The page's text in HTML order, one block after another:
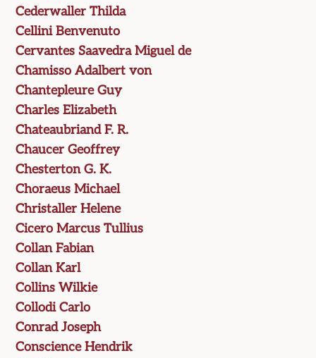
Cederwaller Thilda
Cellini Benvenuto
Cervantes Saavedra Miguel de
Chamisso Adalbert von
Chantepleure Guy
Charles Elizabeth
Chateaubriand F. R.
Chaucer Geoffrey
Chesterton G. K.
Choraeus Michael
Christaller Helene
Cicero Marcus Tullius
Collan Fabian
Collan Karl
Collins Wilkie
Collodi Carlo
Conrad Joseph
Conscience Hendrik